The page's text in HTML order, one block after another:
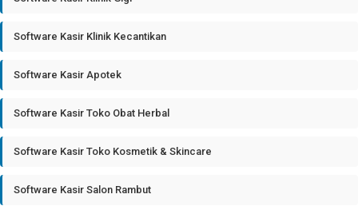
Software Kasir Klinik Kecantikan
Software Kasir Apotek
Software Kasir Toko Obat Herbal
Software Kasir Toko Kosmetik & Skincare
Software Kasir Salon Rambut